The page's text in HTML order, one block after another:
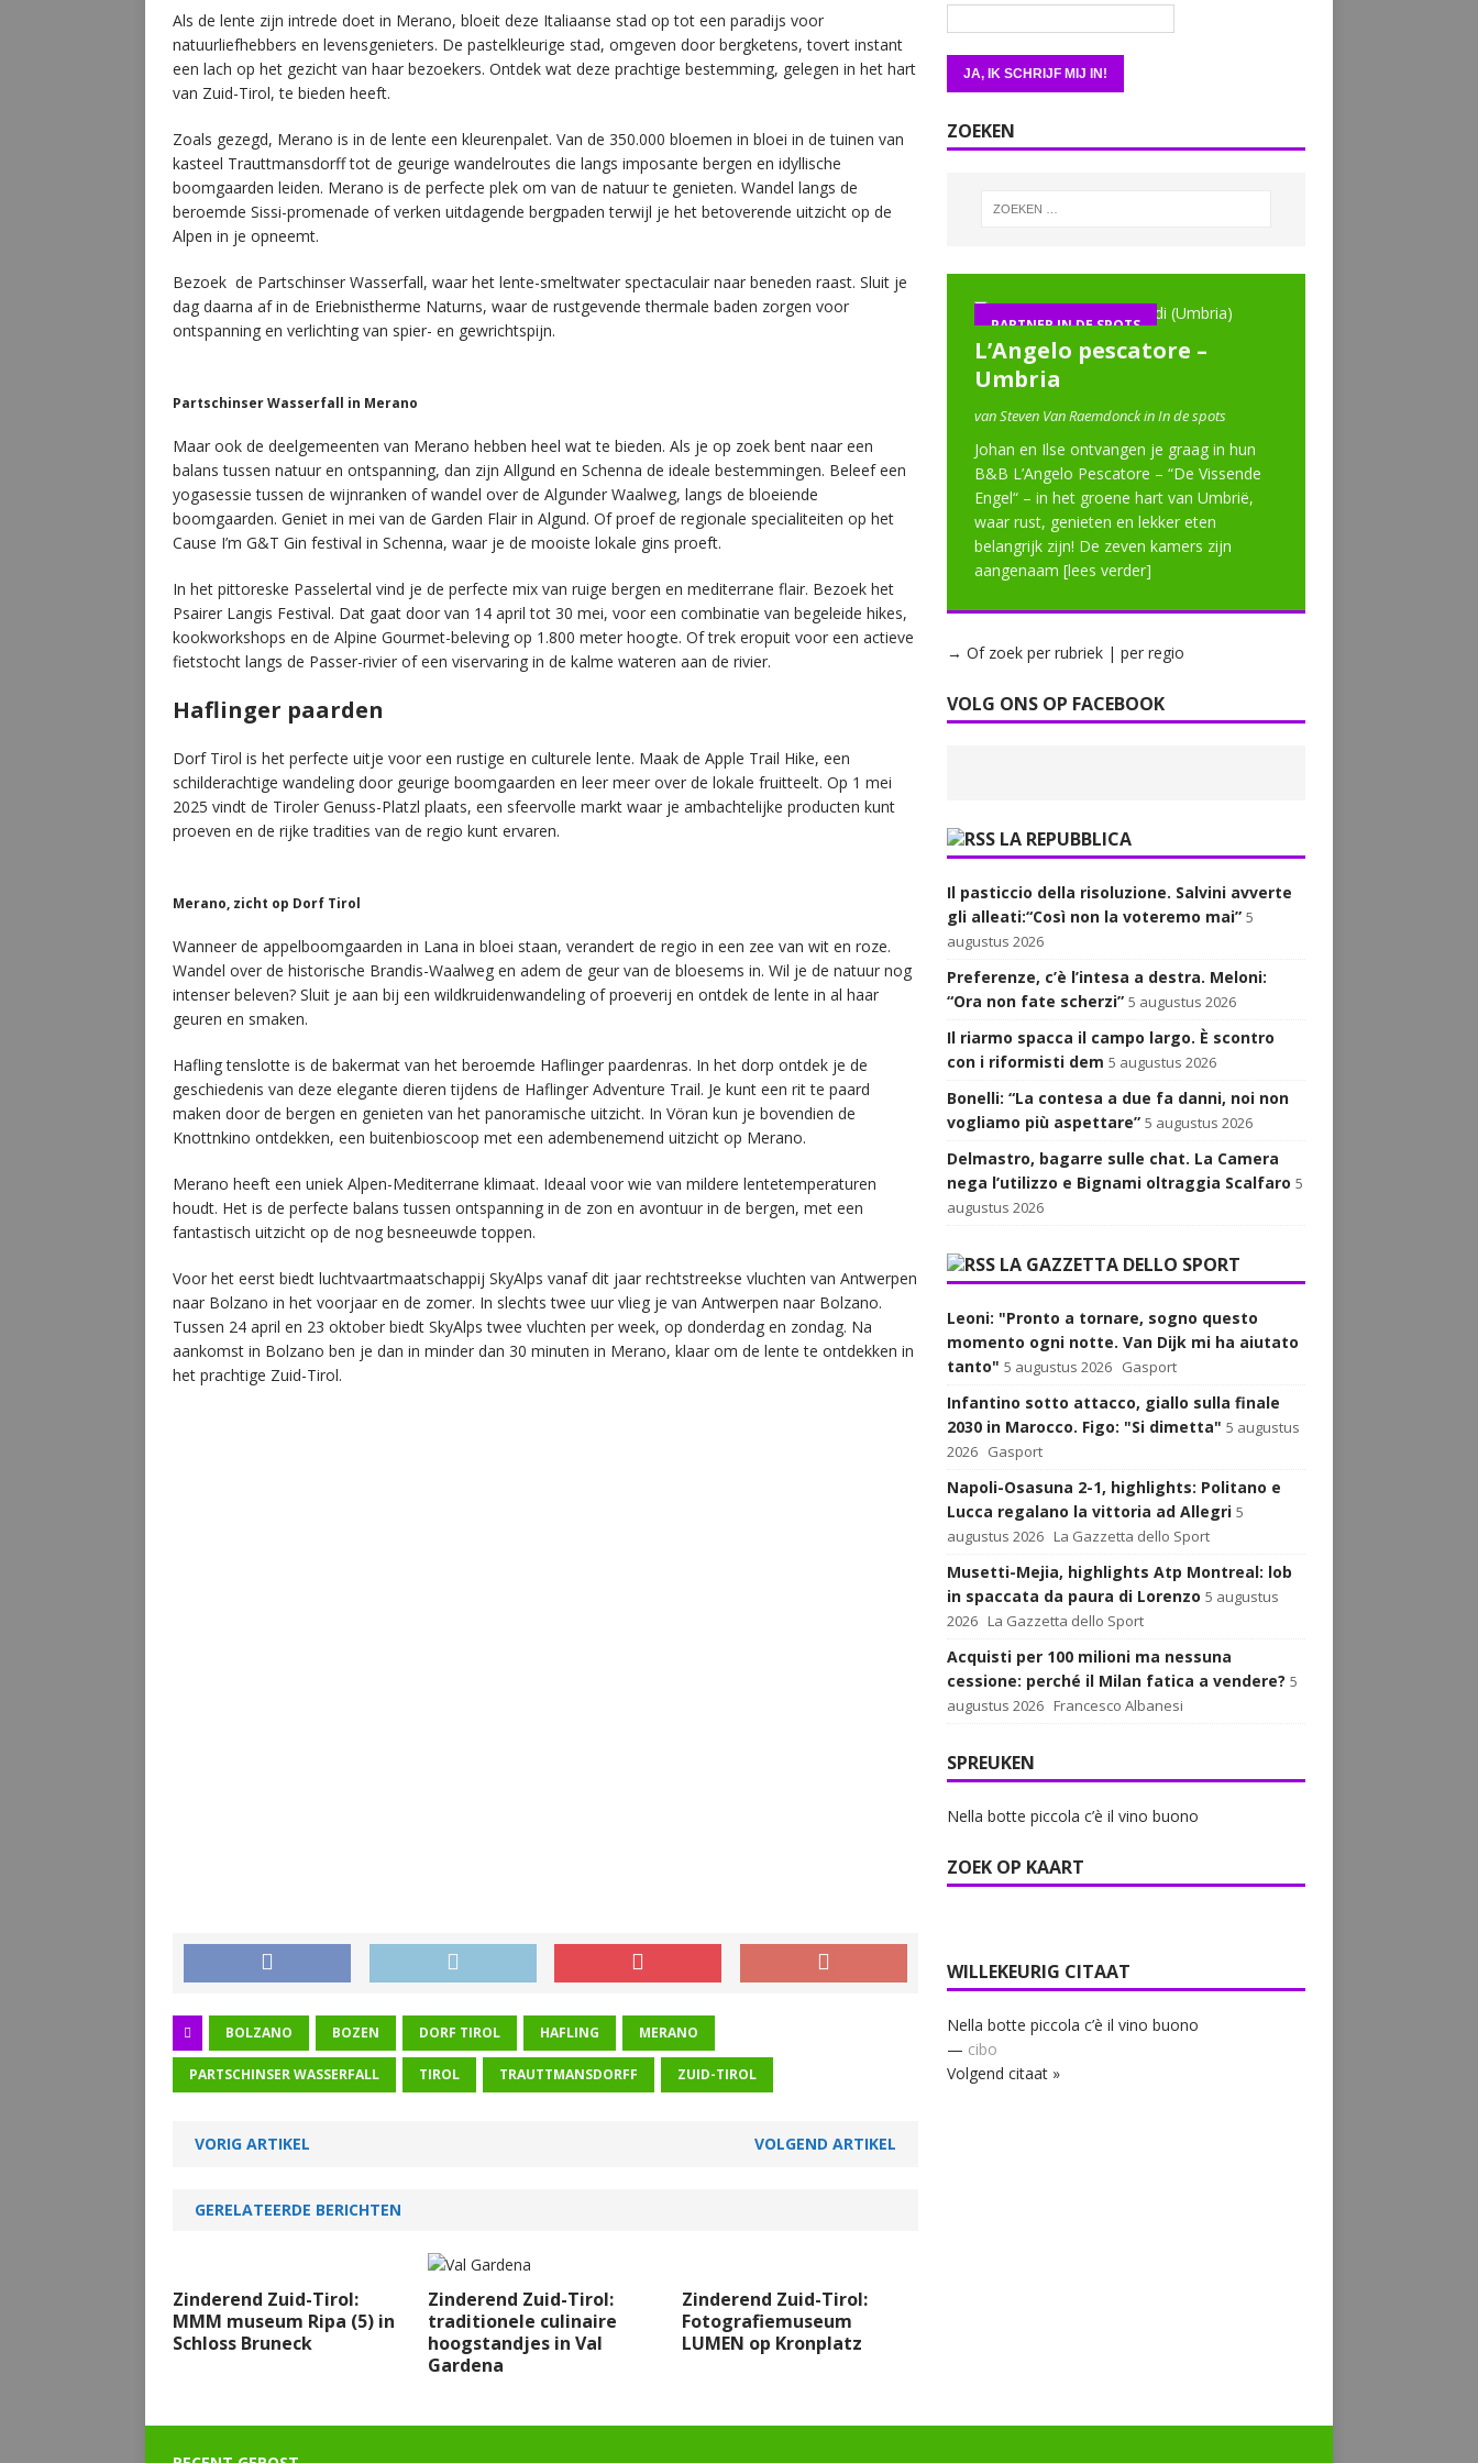
Als de lente zijn intrede doet in Merano, bloeit deze Italiaanse stad op tot een paradijs voor
natuurliefhebbers en levensgenieters. De pastelkleurige stad, omgeven door bergketens, tovert instant
een lach op het gezicht van haar bezoekers. Ontdek wat deze prachtige bestemming, gelegen in het hart
van Zuid-Tirol, te bieden heeft.
Zoals gezegd, Merano is in de lente een kleurenpalet. Van de 350.000 bloemen in bloei in de tuinen van
kasteel Trauttmansdorff tot de geurige wandelroutes die langs imposante bergen en idyllische
boomgaarden leiden. Merano is de perfecte plek om van de natuur te genieten. Wandel langs de
beroemde Sissi-promenade of verken uitdagende bergpaden terwijl je het betoverende uitzicht op de
Alpen in je opneemt.
Bezoek de Partschinser Wasserfall, waar het lente-smeltwater spectaculair naar beneden raast. Sluit je
dag daarna af in de Eriebnistherme Naturns, waar de rustgevende thermale baden zorgen voor
ontspanning en verlichting van spier- en gewrichtspijn.
Partschinser Wasserfall in Merano
Maar ook de deelgemeenten van Merano hebben heel wat te bieden. Als je op zoek bent naar een
balans tussen natuur en ontspanning, dan zijn Allgund en Schenna de ideale bestemmingen. Beleef een
yogasessie tussen de wijnranken of wandel over de Algunder Waalweg, langs de bloeiende
boomgaarden. Geniet in mei van de Garden Flair in Algund. Of proef de regionale specialiteiten op het
Cause I’m G&T Gin festival in Schenna, waar je de mooiste lokale gins proeft.
In het pittoreske Passelertal vind je de perfecte mix van ruige bergen en mediterrane flair. Bezoek het
Psairer Langis Festival. Dat gaat door van 14 april tot 30 mei, voor een combinatie van begeleide hikes,
kookworkshops en de Alpine Gourmet-beleving op 1.800 meter hoogte. Of trek eropuit voor een actieve
fietstocht langs de Passer-rivier of een viservaring in de kalme wateren aan de rivier.
Haflinger paarden
Dorf Tirol is het perfecte uitje voor een rustige en culturele lente. Maak de Apple Trail Hike, een
schilderachtige wandeling door geurige boomgaarden en leer meer over de lokale fruitteelt. Op 1 mei
2025 vindt de Tiroler Genuss-Platzl plaats, een sfeervolle markt waar je ambachtelijke producten kunt
proeven en de rijke tradities van de regio kunt ervaren.
Merano, zicht op Dorf Tirol
Wanneer de appelboomgaarden in Lana in bloei staan, verandert de regio in een zee van wit en roze.
Wandel over de historische Brandis-Waalweg en adem de geur van de bloesems in. Wil je de natuur nog
intenser beleven? Sluit je aan bij een wildkruidenwandeling of proeverij en ontdek de lente in al haar
geuren en smaken.
Hafling tenslotte is de bakermat van het beroemde Haflinger paardenras. In het dorp ontdek je de
geschiedenis van deze elegante dieren tijdens de Haflinger Adventure Trail. Je kunt een rit te paard
maken door de bergen en genieten van het panoramische uitzicht. In Vöran kun je bovendien de
Knottnkino ontdekken, een buitenbioscoop met een adembenemend uitzicht op Merano.
Merano heeft een uniek Alpen-Mediterrane klimaat. Ideaal voor wie van mildere lentetemperaturen
houdt. Het is de perfecte balans tussen ontspanning in de zon en avontuur in de bergen, met een
fantastisch uitzicht op de nog besneeuwde toppen.
Voor het eerst biedt luchtvaartmaatschappij SkyAlps vanaf dit jaar rechtstreekse vluchten van Antwerpen
naar Bolzano in het voorjaar en de zomer. In slechts twee uur vlieg je van Antwerpen naar Bolzano.
Tussen 24 april en 23 oktober biedt SkyAlps twee vluchten per week, op donderdag en zondag. Na
aankomst in Bolzano ben je dan in minder dan 30 minuten in Merano, klaar om de lente te ontdekken in
het prachtige Zuid-Tirol.
BOLZANO BOZEN DORF TIROL HAFLING MERANO
PARTSCHINSER WASSERFALL TIROL TRAUTTMANSDORFF ZUID-TIROL
VORIG ARTIKEL VOLGEND ARTIKEL
GERELATEERDE BERICHTEN
Zinderend Zuid-Tirol:
MMM museum Ripa (5) in
Schloss Bruneck
Zinderend Zuid-Tirol:
traditionele culinaire
hoogstandjes in Val
Gardena
Zinderend Zuid-Tirol:
Fotografiemuseum
LUMEN op Kronplatz
ZOEKEN
PARTNER IN DE SPOTS
L’Angelo pescatore –
Umbria
van Steven Van Raemdonck in In de spots
Johan en Ilse ontvangen je graag in hun
B&B L’Angelo Pescatore – “De Vissende
Engel“ – in het groene hart van Umbrië,
waar rust, genieten en lekker eten
belangrijk zijn! De zeven kamers zijn
aangenaam [lees verder]
→ Of zoek per rubriek | per regio
VOLG ONS OP FACEBOOK
LA REPUBBLICA
Il pasticcio della risoluzione. Salvini avverte
gli alleati:“Così non la voteremo mai” 5
augustus 2026
Preferenze, c’è l’intesa a destra. Meloni:
“Ora non fate scherzi” 5 augustus 2026
Il riarmo spacca il campo largo. È scontro
con i riformisti dem 5 augustus 2026
Bonelli: “La contesa a due fa danni, noi non
vogliamo più aspettare” 5 augustus 2026
Delmastro, bagarre sulle chat. La Camera
nega l’utilizzo e Bignami oltraggia Scalfaro 5
augustus 2026
LA GAZZETTA DELLO SPORT
Leoni: "Pronto a tornare, sogno questo
momento ogni notte. Van Dijk mi ha aiutato
tanto" 5 augustus 2026 Gasport
Infantino sotto attacco, giallo sulla finale
2030 in Marocco. Figo: "Si dimetta" 5 augustus
2026 Gasport
Napoli-Osasuna 2-1, highlights: Politano e
Lucca regalano la vittoria ad Allegri 5
augustus 2026 La Gazzetta dello Sport
Musetti-Mejia, highlights Atp Montreal: lob
in spaccata da paura di Lorenzo 5 augustus
2026 La Gazzetta dello Sport
Acquisti per 100 milioni ma nessuna
cessione: perché il Milan fatica a vendere? 5
augustus 2026 Francesco Albanesi
SPREUKEN
Nella botte piccola c’è il vino buono
ZOEK OP KAART
WILLEKEURIG CITAAT
Nella botte piccola c’è il vino buono
— cibo
Volgend citaat »